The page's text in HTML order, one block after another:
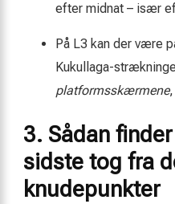
efter midnat – især
På L3 kan der være
Kukullaga-
platformsskærmene
3. Sådan
sidste tog fra
knudepunkter